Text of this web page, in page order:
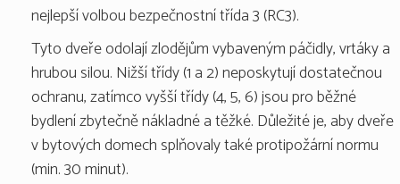
nejlepší volbou bezpečnostní třída 3 (RC3).
Tyto dveře odolají zlodějům vybaveným páčidly, vrtáky a
hrubou silou. Nižší třídy (1 a 2) neposkytují dostatečnou
ochranu, zatímco vyšší třídy (4, 5, 6) jsou pro běžné
bydlení zbytečně nákladné a těžké. Důležité je, aby dveře
v bytových domech splňovaly také protipožární normu
(min. 30 minut).